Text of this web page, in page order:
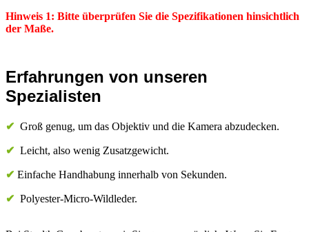
Hinweis 1: Bitte überprüfen Sie die Spezifikationen hinsichtlich
der Maße.
Erfahrungen von unseren
Spezialisten
✔ Groß genug, um das Objektiv und die Kamera abzudecken.
✔ Leicht, also wenig Zusatzgewicht.
✔ Einfache Handhabung innerhalb von Sekunden.
✔ Polyester-Micro-Wildleder.